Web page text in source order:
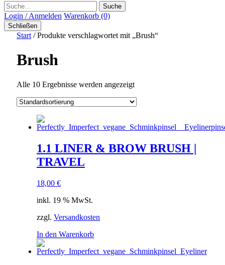
Suche
Login / Anmelden Warenkorb (0)
Schließen
Start / Produkte verschlagwortet mit „Brush“
Brush
Alle 10 Ergebnisse werden angezeigt
1.1 LINER & BROW BRUSH |
TRAVEL
18,00 €
inkl. 19 % MwSt.
zzgl. Versandkosten
In den Warenkorb